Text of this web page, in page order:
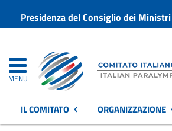
Presidenza del Consiglio dei Ministri
MENU
IL COMITATO ORGANIZZAZIONE